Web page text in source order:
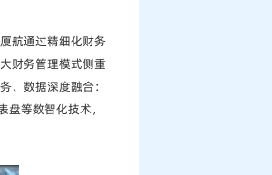
航通过精细化财务
财务管理模式侧重
、数据深度融合：
等数智化技术，